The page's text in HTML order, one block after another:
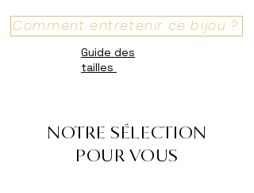
Comment entretenir ce bijou ?
Guide des
tailles
NOTRE SÉLECTION
POUR VOUS